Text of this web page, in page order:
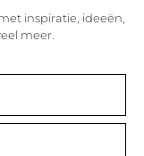
inspiratie, ideeën,
meer.